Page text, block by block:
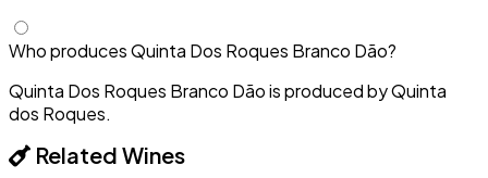
Who produces Quinta Dos Roques Branco Dão?
Quinta Dos Roques Branco Dão is produced by Quinta
dos Roques.
Related Wines